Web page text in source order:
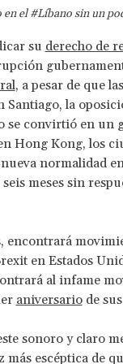
el #Líbano sin un
su derecho de
, a pesar de que
Santiago, la
se convirtió en un
Hong Kong, los
nueva normalidad
meses sin
encontrará
en Estados
al infame
aniversariode
sonoro y claro
más escéptica de